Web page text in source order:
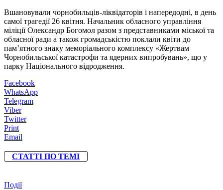
Вшановували чорнобильців-ліквідаторів і напередодні, в день
самої трагедії 26 квітня. Начальник обласного управління
міліції Олександр Богомол разом з представниками міської та
обласної ради а також громадськістю поклали квіти до
пам’ятного знаку меморіального комплексу «Жертвам
Чорнобильської катастрофи та ядерних випробувань», що у
парку Національного відродження.
Facebook
WhatsApp
Telegram
Viber
Twitter
Print
Email
СТАТТІ ПО ТЕМІ
Події